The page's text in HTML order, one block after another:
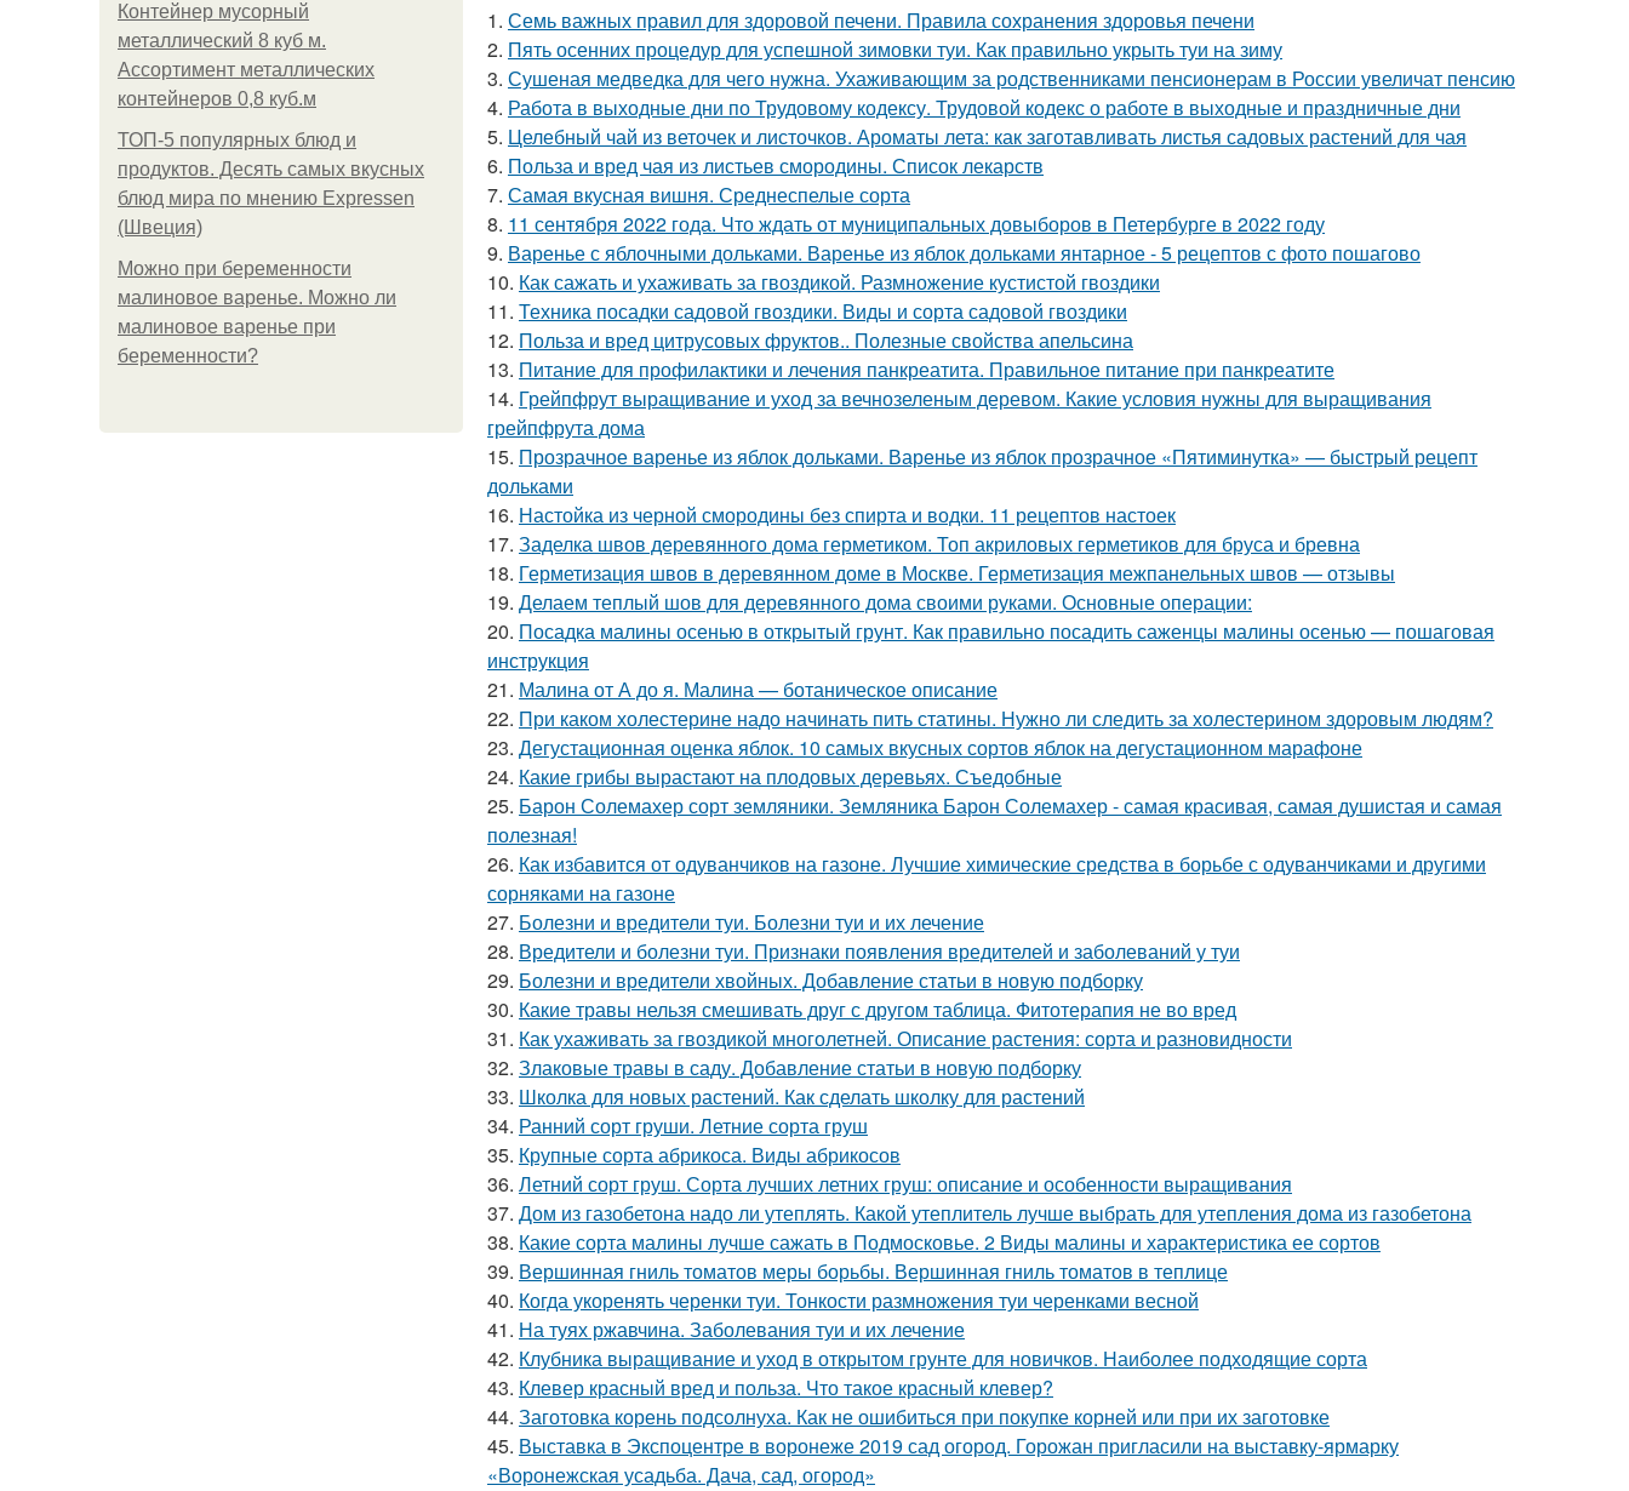
Контейнер мусорный
металлический 8 куб м.
Ассортимент металлических
контейнеров 0,8 куб.м
ТОП-5 популярных блюд и
продуктов. Десять самых вкусных
блюд мира по мнению Expressen
(Швеция)
Можно при беременности
малиновое варенье. Можно ли
малиновое варенье при
беременности?
1. Семь важных правил для здоровой печени. Правила сохранения здоровья печени
2. Пять осенних процедур для успешной зимовки туи. Как правильно укрыть туи на зиму
3. Сушеная медведка для чего нужна. Ухаживающим за родственниками пенсионерам в России увеличат пенсию
4. Работа в выходные дни по Трудовому кодексу. Трудовой кодекс о работе в выходные и праздничные дни
5. Целебный чай из веточек и листочков. Ароматы лета: как заготавливать листья садовых растений для чая
6. Польза и вред чая из листьев смородины. Список лекарств
7. Самая вкусная вишня. Среднеспелые сорта
8. 11 сентября 2022 года. Что ждать от муниципальных довыборов в Петербурге в 2022 году
9. Варенье с яблочными дольками. Варенье из яблок дольками янтарное - 5 рецептов с фото пошагово
10. Как сажать и ухаживать за гвоздикой. Размножение кустистой гвоздики
11. Техника посадки садовой гвоздики. Виды и сорта садовой гвоздики
12. Польза и вред цитрусовых фруктов.. Полезные свойства апельсина
13. Питание для профилактики и лечения панкреатита. Правильное питание при панкреатите
14. Грейпфрут выращивание и уход за вечнозеленым деревом. Какие условия нужны для выращивания
грейпфрута дома
15. Прозрачное варенье из яблок дольками. Варенье из яблок прозрачное «Пятиминутка» — быстрый рецепт
дольками
16. Настойка из черной смородины без спирта и водки. 11 рецептов настоек
17. Заделка швов деревянного дома герметиком. Топ акриловых герметиков для бруса и бревна
18. Герметизация швов в деревянном доме в Москве. Герметизация межпанельных швов — отзывы
19. Делаем теплый шов для деревянного дома своими руками. Основные операции:
20. Посадка малины осенью в открытый грунт. Как правильно посадить саженцы малины осенью — пошаговая
инструкция
21. Малина от А до я. Малина — ботаническое описание
22. При каком холестерине надо начинать пить статины. Нужно ли следить за холестерином здоровым людям?
23. Дегустационная оценка яблок. 10 самых вкусных сортов яблок на дегустационном марафоне
24. Какие грибы вырастают на плодовых деревьях. Съедобные
25. Барон Солемахер сорт земляники. Земляника Барон Солемахер - самая красивая, самая душистая и самая
полезная!
26. Как избавится от одуванчиков на газоне. Лучшие химические средства в борьбе с одуванчиками и другими
сорняками на газоне
27. Болезни и вредители туи. Болезни туи и их лечение
28. Вредители и болезни туи. Признаки появления вредителей и заболеваний у туи
29. Болезни и вредители хвойных. Добавление статьи в новую подборку
30. Какие травы нельзя смешивать друг с другом таблица. Фитотерапия не во вред
31. Как ухаживать за гвоздикой многолетней. Описание растения: сорта и разновидности
32. Злаковые травы в саду. Добавление статьи в новую подборку
33. Школка для новых растений. Как сделать школку для растений
34. Ранний сорт груши. Летние сорта груш
35. Крупные сорта абрикоса. Виды абрикосов
36. Летний сорт груш. Сорта лучших летних груш: описание и особенности выращивания
37. Дом из газобетона надо ли утеплять. Какой утеплитель лучше выбрать для утепления дома из газобетона
38. Какие сорта малины лучше сажать в Подмосковье. 2 Виды малины и характеристика ее сортов
39. Вершинная гниль томатов меры борьбы. Вершинная гниль томатов в теплице
40. Когда укоренять черенки туи. Тонкости размножения туи черенками весной
41. На туях ржавчина. Заболевания туи и их лечение
42. Клубника выращивание и уход в открытом грунте для новичков. Наиболее подходящие сорта
43. Клевер красный вред и польза. Что такое красный клевер?
44. Заготовка корень подсолнуха. Как не ошибиться при покупке корней или при их заготовке
45. Выставка в Экспоцентре в воронеже 2019 сад огород. Горожан пригласили на выставку-ярмарку
«Воронежская усадьба. Дача, сад, огород»